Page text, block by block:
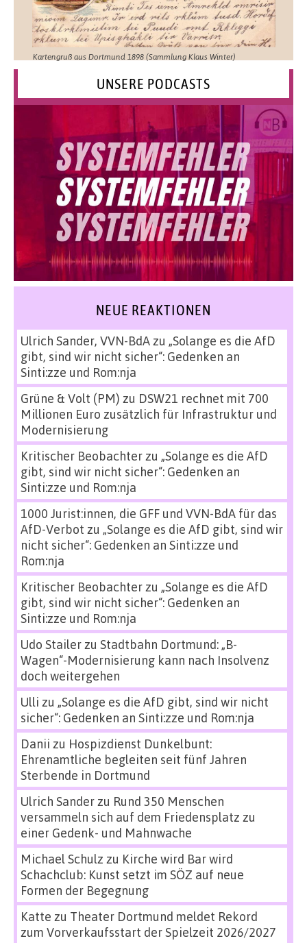
Kartengruß aus Dortmund 1898 (Sammlung Klaus Winter)
UNSERE PODCASTS
NEUE REAKTIONEN
Ulrich Sander, VVN-BdAzu „Solange es die AfD
gibt, sind wir nicht sicher“: Gedenken an
Sinti:zze und Rom:nja
Grüne & Volt (PM) zu DSW21 rechnet mit 700
Millionen Euro zusätzlich für Infrastruktur und
Modernisierung
Kritischer Beobachterzu „Solange es die AfD
gibt, sind wir nicht sicher“: Gedenken an
Sinti:zze und Rom:nja
1000 Jurist:innen, die GFF und VVN-BdA für das
AfD-Verbot zu „Solange es die AfD gibt, sind wir
nicht sicher“: Gedenken an Sinti:zze und
Rom:nja
Kritischer Beobachterzu „Solange es die AfD
gibt, sind wir nicht sicher“: Gedenken an
Sinti:zze und Rom:nja
Udo Stailerzu Stadtbahn Dortmund: „B-
Wagen“-Modernisierung kann nach Insolvenz
doch weitergehen
Ulli zu „Solange es die AfD gibt, sind wir nicht
sicher“: Gedenken an Sinti:zze und Rom:nja
Danii zu Hospizdienst Dunkelbunt:
Ehrenamtliche begleiten seit fünf Jahren
Sterbende in Dortmund
Ulrich Sanderzu Rund 350 Menschen
versammeln sich auf dem Friedensplatz zu
einer Gedenk- und Mahnwache
Michael Schulz zu Kirche wird Bar wird
Schachclub: Kunst setzt im SÖZ auf neue
Formen der Begegnung
Katte zu Theater Dortmund meldet Rekord
zum Vorverkaufsstart der Spielzeit 2026/2027